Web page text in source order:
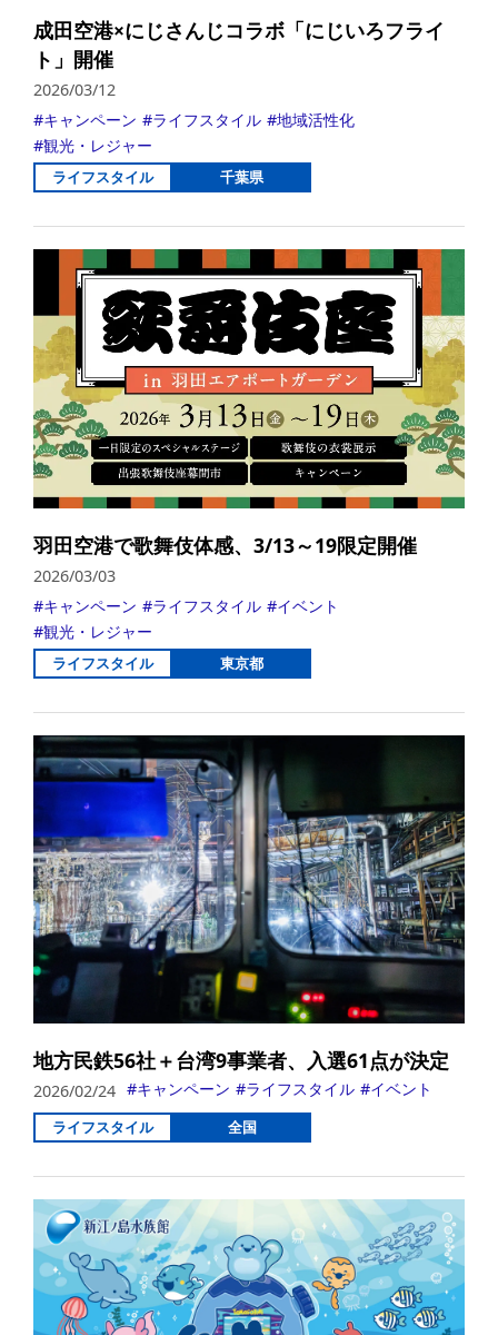
成田空港×にじさんじコラボ「にじいろフライ
ト」開催
2026/03/12
キャンペーン
ライフスタイル
地域活性化
観光・レジャー
ライフスタイル 千葉県
羽田空港で歌舞伎体感、3/13～19限定開催
2026/03/03
キャンペーン
ライフスタイル
イベント
観光・レジャー
ライフスタイル 東京都
地方民鉄56社＋台湾9事業者、入選61点が決定
2026/02/24 キャンペーン ライフスタイル イベント
ライフスタイル 全国